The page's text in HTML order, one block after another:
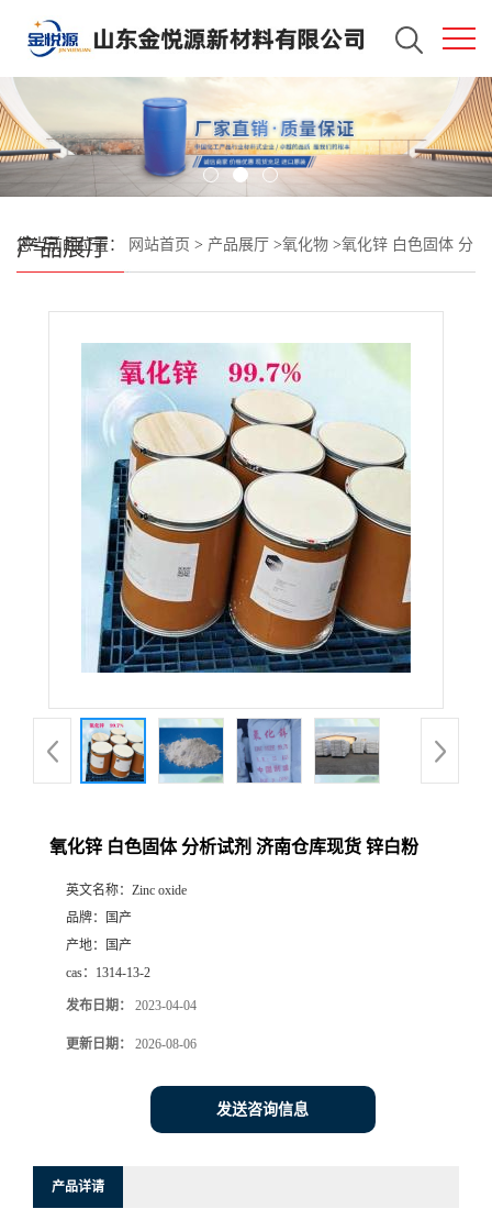
产品展厅
您当前的位置： 网站首页 > 产品展厅 >氧化物 >氧化锌 白色固体 分
氧化锌 白色固体 分析试剂 济南仓库现货 锌白粉
英文名称： Zinc oxide
品牌：
国产
产地：
国产
cas： 1314-13-2
发布日期： 2023-04-04
更新日期： 2026-08-06
发送咨询信息
产品详请